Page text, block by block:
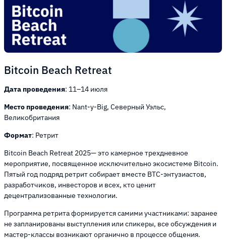
Bitcoin Beach Retreat
Дата проведения: 11–14 июля
Место проведения: Nant-y-Big, Северный Уэльс,
Великобритания
Формат: Ретрит
Bitcoin Beach Retreat 2025— это камерное трехдневное
мероприятие, посвященное исключительно экосистеме Bitcoin.
Пятый год подряд ретрит собирает вместе BTC-энтузиастов,
разработчиков, инвесторов и всех, кто ценит
децентрализованные технологии.
Программа ретрита формируется самими участниками: заранее
не запланированы выступления или спикеры, все обсуждения и
мастер-классы возникают органично в процессе общения.